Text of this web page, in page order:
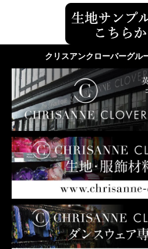
クリスアンクローバーグル